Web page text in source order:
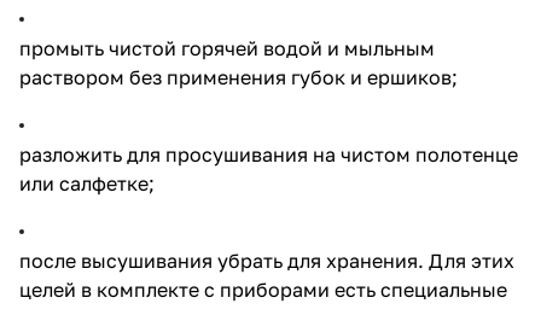
промыть чистой горячей водой и мыльным
раствором без применения губок и ершиков;
разложить для просушивания на чистом полотенце
или салфетке;
после высушивания убрать для хранения. Для этих
целей в комплекте с приборами есть специальные